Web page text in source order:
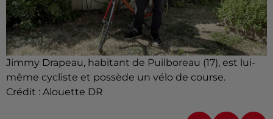
Jimmy Drapeau, habitant de Puilboreau (17), est lui-
même cycliste et possède un vélo de course.
Crédit : Alouette DR